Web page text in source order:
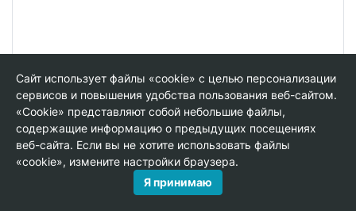
132 Желтый карандаш
Сайт использует файлы «cookie» с целью персонализации
сервисов и повышения удобства пользования веб-сайтом.
«Cookie» представляют собой небольшие файлы,
содержащие информацию о предыдущих посещениях
веб-сайта. Если вы не хотите использовать файлы
«cookie», измените настройки браузера.
Я принимаю